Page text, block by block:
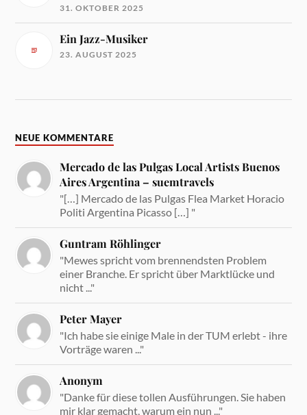
31. OKTOBER 2025
Ein Jazz-Musiker
23. AUGUST 2025
NEUE KOMMENTARE
Mercado de las Pulgas Local Artists Buenos
Aires Argentina – suemtravels
"[…] Mercado de las Pulgas Flea Market Horacio
Politi Argentina Picasso […] "
Guntram Röhlinger
"Mewes spricht vom brennendsten Problem
einer Branche. Er spricht über Marktlücke und
nicht ..."
Peter Mayer
"Ich habe sie einige Male in der TUM erlebt - ihre
Vorträge waren ..."
Anonym
"Danke für diese tollen Ausführungen. Sie haben
mir klar gemacht, warum ein nun ..."